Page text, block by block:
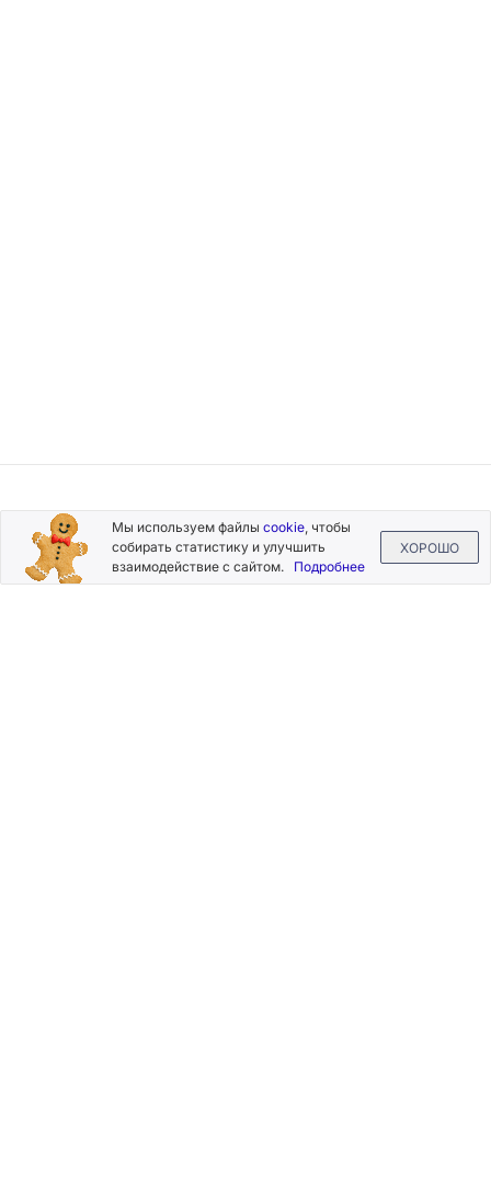
Подписывайтесь
на новости и акции
Мы используем файлы cookie, чтобы
собирать статистику и улучшить
взаимодействие с сайтом. Подробнее
ХОРОШО